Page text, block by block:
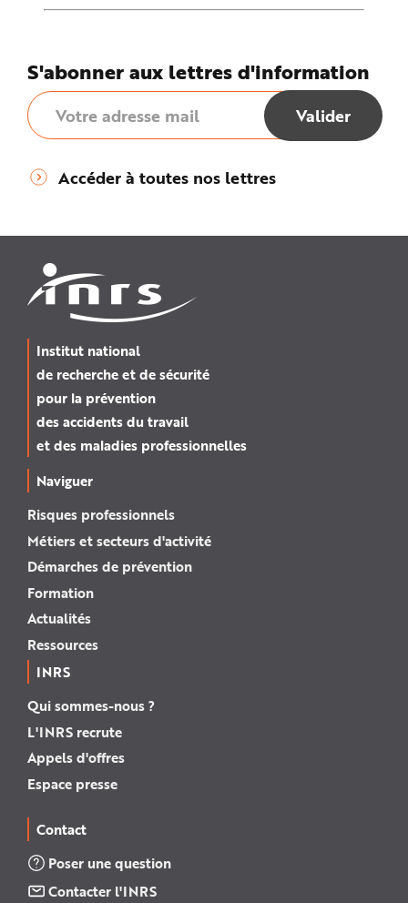
S'abonner aux lettres d'information
Accéder à toutes nos lettres
Institut national
de recherche et de sécurité
pour la prévention
des accidents du travail
et des maladies professionnelles
Naviguer
Risques professionnels
Métiers et secteurs d'activité
Démarches de prévention
Formation
Actualités
Ressources
INRS
Qui sommes-nous ?
L'INRS recrute
Appels d'offres
Espace presse
Contact
Poser une question
Contacter l'INRS